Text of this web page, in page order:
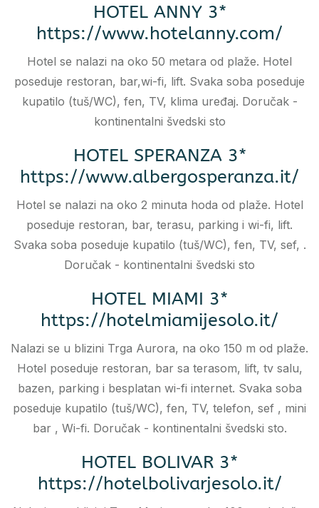
HOTEL ANNY 3*
https://www.hotelanny.com/
Hotel se nalazi na oko 50 metara od plaže. Hotel
poseduje restoran, bar,wi-fi, lift. Svaka soba poseduje
kupatilo (tuš/WC), fen, TV, klima uređaj. Doručak -
kontinentalni švedski sto
HOTEL SPERANZA 3*
https://www.albergosperanza.it/
Hotel se nalazi na oko 2 minuta hoda od plaže. Hotel
poseduje restoran, bar, terasu, parking i wi-fi, lift.
Svaka soba poseduje kupatilo (tuš/WC), fen, TV, sef, .
Doručak - kontinentalni švedski sto
HOTEL MIAMI 3*
https://hotelmiamijesolo.it/
Nalazi se u blizini Trga Aurora, na oko 150 m od plaže.
Hotel poseduje restoran, bar sa terasom, lift, tv salu,
bazen, parking i besplatan wi-fi internet. Svaka soba
poseduje kupatilo (tuš/WC), fen, TV, telefon, sef , mini
bar , Wi-fi. Doručak - kontinentalni švedski sto.
HOTEL BOLIVAR 3*
https://hotelbolivarjesolo.it/